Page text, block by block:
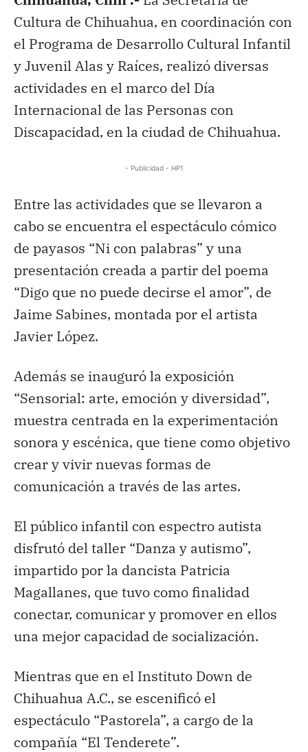
Cultura de Chihuahua, en coordinación con
el Programa de Desarrollo Cultural Infantil
y Juvenil Alas y Raíces, realizó diversas
actividades en el marco del Día
Internacional de las Personas con
Discapacidad, en la ciudad de Chihuahua.
- Publicidad - HP1
Entre las actividades que se llevaron a
cabo se encuentra el espectáculo cómico
de payasos “Ni con palabras” y una
presentación creada a partir del poema
“Digo que no puede decirse el amor”, de
Jaime Sabines, montada por el artista
Javier López.
Además se inauguró la exposición
“Sensorial: arte, emoción y diversidad”,
muestra centrada en la experimentación
sonora y escénica, que tiene como objetivo
crear y vivir nuevas formas de
comunicación a través de las artes.
El público infantil con espectro autista
disfrutó del taller “Danza y autismo”,
impartido por la dancista Patricia
Magallanes, que tuvo como finalidad
conectar, comunicar y promover en ellos
una mejor capacidad de socialización.
Mientras que en el Instituto Down de
Chihuahua A.C., se escenificó el
espectáculo “Pastorela”, a cargo de la
compañía “El Tenderete”.